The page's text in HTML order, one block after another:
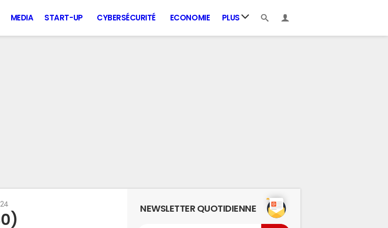
MEDIA START-UP CYBERSÉCURITÉ ECONOMIE PLUS
NEWSLETTER QUOTIDIENNE